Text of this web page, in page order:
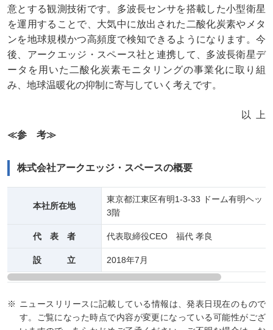
意とする観測技術です。多波長センサを搭載した小型衛星
を運用することで、大気中に放出された二酸化炭素やメタ
ンを地球規模かつ高頻度で検知できるようになります。今
後、アークエッジ・スペース社と連携して、多波長衛星デ
ータを用いた二酸化炭素モニタリングの事業化に取り組
み、地球温暖化の抑制に寄与していく考えです。
以上
≪参 考≫
株式会社アークエッジ・スペースの概要
本社所在地
東京都江東区有明1-3-33 ドーム有明ヘッ
3階
代 表 者 代表取締役CEO 福代 孝良
設 立 2018年7月
ニュースリリースに記載している情報は、発表日現在のもので
す。ご覧になった時点で内容が変更になっている可能性がござ